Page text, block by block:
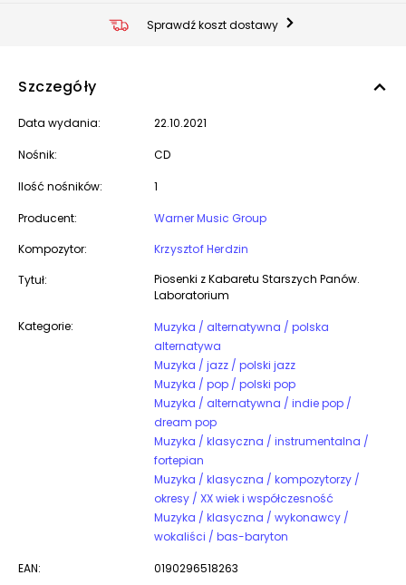
Sprawdź koszt dostawy
Szczegóły
Data wydania: 22.10.2021
Nośnik: CD
Ilość nośników: 1
Producent:
Warner Music Group
Kompozytor:
Krzysztof Herdzin
Tytuł:
Piosenki z Kabaretu Starszych Panów.
Laboratorium
Kategorie:
Muzyka / alternatywna / polska
alternatywa
Muzyka / jazz / polski jazz
Muzyka / pop / polski pop
Muzyka / alternatywna / indie pop /
dream pop
Muzyka / klasyczna / instrumentalna /
fortepian
Muzyka / klasyczna / kompozytorzy /
okresy / XX wiek i współczesność
Muzyka / klasyczna / wykonawcy /
wokaliści / bas-baryton
EAN: 0190296518263